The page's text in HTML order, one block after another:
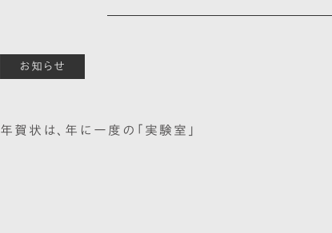
お知らせ
年賀状は、年に一度の「実験室」